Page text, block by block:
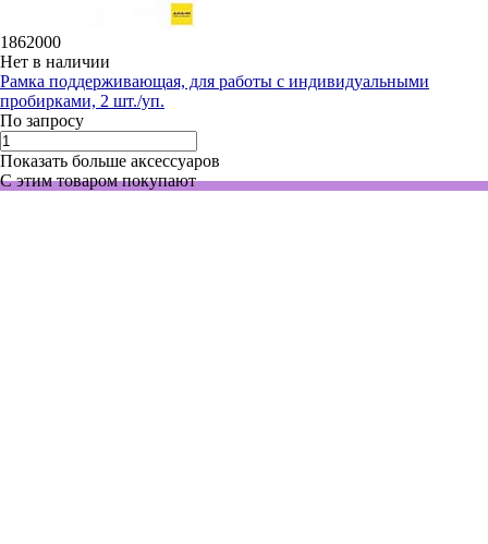
1862000
Нет в наличии
Рамка поддерживающая, для работы с индивидуальными
пробирками, 2 шт./уп.
По запросу
Показать больше аксессуаров
С этим товаром покупают